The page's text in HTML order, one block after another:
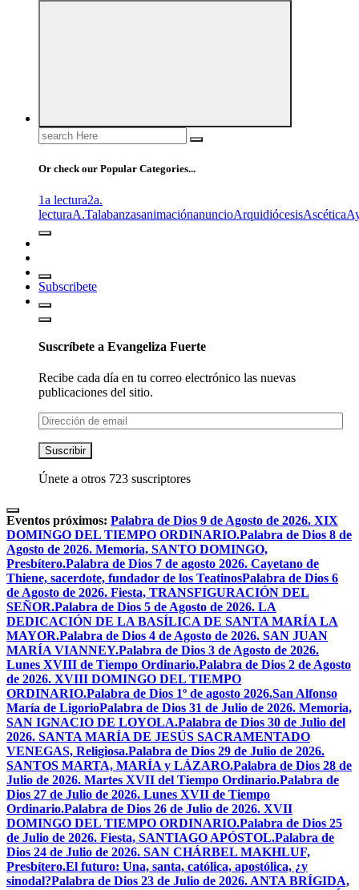
Search
for:
Or check our Popular Categories...
1a lectura2a.
lecturaA.TalabanzasanimaciónanuncioArquidiócesisAscética
Subscribete
Suscríbete a Evangeliza Fuerte
Recibe cada día en tu correo electrónico las nuevas
publicaciones del sitio.
Dirección
de
email
Suscribir
Únete a otros 723 suscriptores
Eventos próximos: Palabra de Dios 9 de Agosto de 2026. XIX
DOMINGO DEL TIEMPO ORDINARIO.Palabra de Dios 8 de
Agosto de 2026. Memoria, SANTO DOMINGO,
Presbítero.Palabra de Dios 7 de agosto 2026. Cayetano de
Thiene, sacerdote, fundador de los TeatinosPalabra de Dios 6
de Agosto de 2026. Fiesta, TRANSFIGURACIÓN DEL
SEÑOR.Palabra de Dios 5 de Agosto de 2026. LA
DEDICACIÓN DE LA BASÍLICA DE SANTA MARÍA LA
MAYOR.Palabra de Dios 4 de Agosto de 2026. SAN JUAN
MARÍA VIANNEY.Palabra de Dios 3 de Agosto de 2026.
Lunes XVIII de Tiempo Ordinario.Palabra de Dios 2 de Agosto
de 2026. XVIII DOMINGO DEL TIEMPO
ORDINARIO.Palabra de Dios 1º de agosto 2026.San Alfonso
María de LigorioPalabra de Dios 31 de Julio de 2026. Memoria,
SAN IGNACIO DE LOYOLA.Palabra de Dios 30 de Julio del
2026. SANTA MARÍA DE JESÚS SACRAMENTADO
VENEGAS, Religiosa.Palabra de Dios 29 de Julio de 2026.
SANTOS MARTA, MARÍA y LÁZARO.Palabra de Dios 28 de
Julio de 2026. Martes XVII del Tiempo Ordinario.Palabra de
Dios 27 de Julio de 2026. Lunes XVII de Tiempo
Ordinario.Palabra de Dios 26 de Julio de 2026. XVII
DOMINGO DEL TIEMPO ORDINARIO.Palabra de Dios 25
de Julio de 2026. Fiesta, SANTIAGO APÓSTOL.Palabra de
Dios 24 de Julio de 2026. SAN CHÁRBEL MAKHLUF,
Presbítero.El futuro: Una, santa, católica, apostólica, ¿y
sinodal?Palabra de Dios 23 de Julio de 2026. ANTA BRÍGIDA,